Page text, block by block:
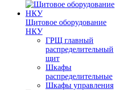
Щитовое оборудование
НКУ
ГРЩ главный
распределительный
щит
Шкафы
распределительные
Шкафы управления